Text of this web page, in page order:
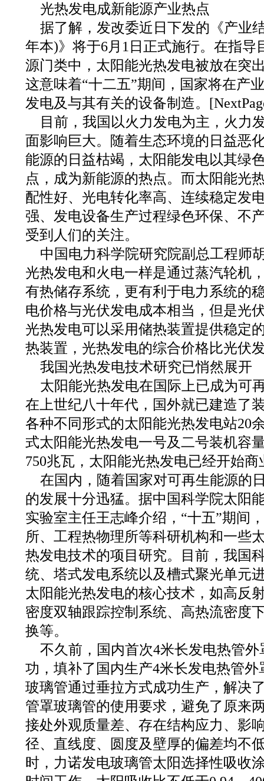
光热发电成新能源产业热点
据了解，发改委近日下发的《产业
年本)》将于6月1日正式施行。在指导
源门类中，太阳能光热发电被放在突
这意味着“十二五”期间，国家将在产
发电及与其有关的设备制造。
目前，我国以火力发电为主，火力
面影响巨大。随着生态环境的日益恶
能源的日益枯竭，太阳能发电以其绿
点，成为新能源的热点。而太阳能光
配性好、光电转化率高、连续稳定发
强、发电设备生产过程绿色环保、不
受到人们的关注。
中国电力科学院研究院副总工程师
光热发电和火电一样是通过蒸汽轮机
有热储存系统，更有利于电力系统的
电价格与光伏发电成本相当，但是光
光热发电可以采用储热装置提供稳定
热装置，光热发电的综合价格比光伏
我国光热发电技术研究已悄然展开
太阳能光热发电在国际上已成为可
在上世纪八十年代，国外就已建造了
各种不同形式的太阳能光热发电站20
式太阳能光热发电一号及二号装机容
750兆瓦，太阳能光热发电已经开始商
在国内，随着国家对可再生能源的
的发展十分迅猛。据中国科学院太阳
实验室主任王志峰介绍，“十五”期间
所、工程热物理所等科研机构和一些
热发电技术的项目研究。目前，我国
统、塔式发电系统以及槽式聚光单元
太阳能光热发电的核心技术，如高反
密度双轴跟踪控制系统、高热流密度
换等。
不久前，国内首次4米长发电热管
功，填补了国内生产4米长发电热管
玻璃管通过垂拉方式成功生产，解决
管罩玻璃管的使用要求，避免了原来
接处外观质量差、存在结构应力、影
径、直线度、圆度及壁厚的偏差均不
时，力诺发电玻璃管太阳选择性吸收